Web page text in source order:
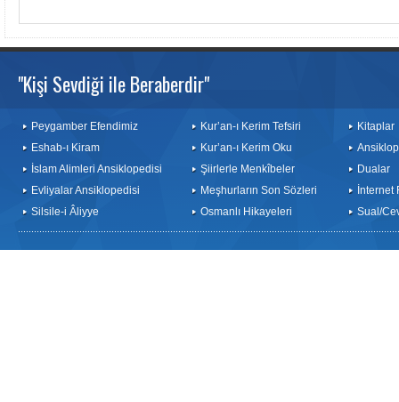
"Kişi Sevdiği ile Beraberdir"
Peygamber Efendimiz
Eshab-ı Kiram
İslam Alimleri Ansiklopedisi
Evliyalar Ansiklopedisi
Silsile-i Âliyye
Kur’an-ı Kerim Tefsiri
Kur’an-ı Kerim Oku
Şiirlerle Menkîbeler
Meşhurların Son Sözleri
Osmanlı Hikayeleri
Kitaplar
Dualar
İnternet
Sual/